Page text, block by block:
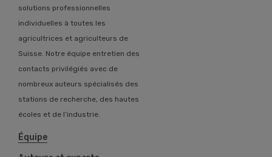
solutions professionnelles
individuelles à toutes les
agricultrices et agriculteurs de
Suisse. Notre équipe entretien des
contacts privilégiés avec de
nombreux auteurs spécialisés des
stations de recherche, des hautes
écoles et de l’industrie.
Équipe